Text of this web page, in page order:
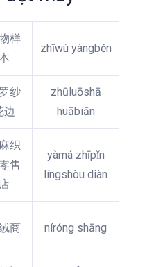
样
zhīwù yàngběn
纱
边
zhūluōshā
huābiān
织
售
店
yàmá zhīpǐn
língshòu diàn
商 níróng shāng